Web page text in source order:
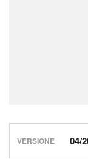
VERSIONE